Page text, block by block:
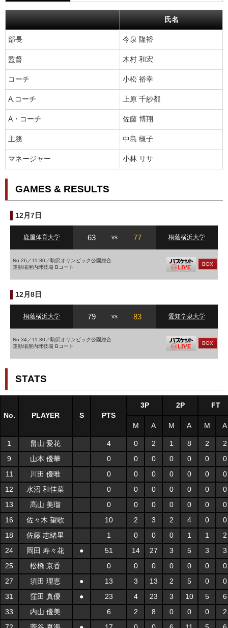
氏名
部長 今泉 隆裕
監督 木村 和宏
コーチ 小松 裕幸
A.コーチ 上原 千紗都
A・コーチ 佐藤 博翔
主務 中島 槻子
マネージャー 小林 リサ
GAMES & RESULTS
12月7日
鹿屋体育大学 63 vs 77 桐蔭横浜大学
No.26／11:30／駒沢オリンピック公園総合
運動場屋内球技場 Bコート
BOX
12月8日
桐蔭横浜大学 79 vs 83 愛知学泉大学
No.34／11:30／駒沢オリンピック公園総合
運動場屋内球技場 Bコート
BOX
STATS
No. PLAYER S PTS
3P 2P FT
M A M A M A
1 畠山 愛花 4 0 2 1 8 2
2
9
山本 優華 0 0 0 0 0 0
0
11
川田 優唯 0 0 0 0 0 0
0
12
水沼 和佳菜 0 0 0 0 0 0
0
13
髙山 美瑠 0 0 0 0 0 0
0
16
佐々木 望歌 10 2 3 2 4 0
0
18
佐藤 志緒里 1 0 0 0 1 1
2
24
岡田 寿々花 ● 51 14 27 3 5 3
3
25
松橋 京香 0 0 0 0 0 0
0
27
須田 理恵 ● 13 3 13 2 5 0
0
31
窪田 真優 ● 23 4 23 3 10 5
6
33
内山 優美 6 2 8 0 0 0
2